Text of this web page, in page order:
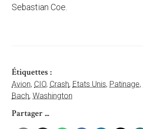
Sebastian Coe.
Étiquettes :
Avion, CIO, Crash, Etats Unis, Patinage,
Bach, Washington
Partager ...